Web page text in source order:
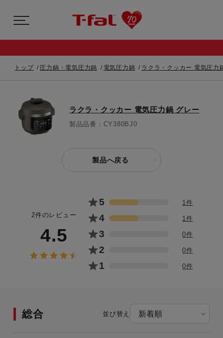
トップ 圧力鍋・電気圧力鍋 電気圧力鍋 ラクラ・クッカー 電気圧力
ラクラ・クッカー 電気圧力鍋 グレー
製品品番：CY380BJ0
製品へ戻る
2件のレビュー
4.5
5 1件
4 1件
3 0件
2 0件
1 0件
総合 並び替え